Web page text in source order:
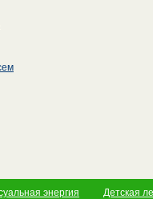
энергия Детская